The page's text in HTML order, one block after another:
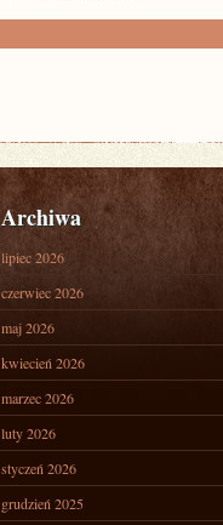
Archiwa
lipiec 2026
czerwiec 2026
maj 2026
kwiecień 2026
marzec 2026
luty 2026
styczeń 2026
grudzień 2025